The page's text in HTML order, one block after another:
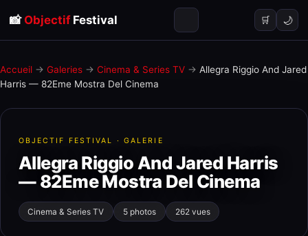
📸 ObjectifFestival 🛒 🌙
Accueil → Galeries → Cinema & Series TV → Allegra Riggio And Jared
Harris — 82Eme Mostra Del Cinema
OBJECTIF FESTIVAL · GALERIE
Allegra Riggio And Jared Harris
— 82Eme Mostra Del Cinema
Cinema & Series TV 5 photos 262 vues